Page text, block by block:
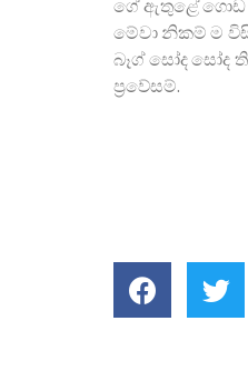
ගේ ඇතුළේ ගොඩ
මේවා නිකම් ම
බෑග් සෝද සෝද
ප්‍රවේසම්.